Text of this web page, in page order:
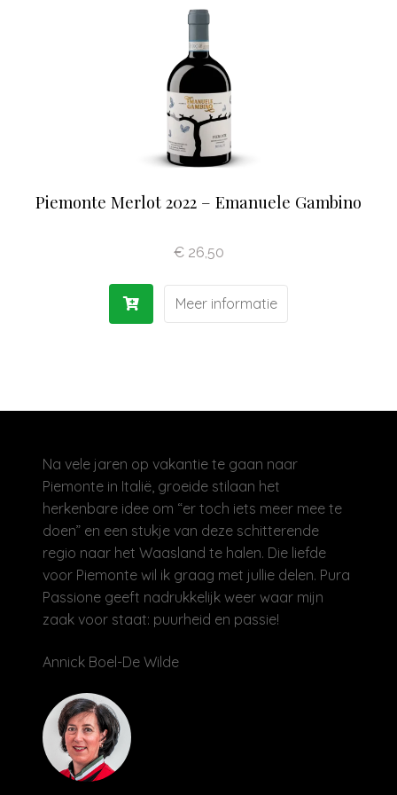
Piemonte Merlot 2022 – Emanuele Gambino
€26,50
Meer informatie
Na vele jaren op vakantie te gaan naar
Piemonte in Italië, groeide stilaan het
herkenbare idee om “er toch iets meer mee te
doen” en een stukje van deze schitterende
regio naar het Waasland te halen. Die liefde
voor Piemonte wil ik graag met jullie delen. Pura
Passione geeft nadrukkelijk weer waar mijn
zaak voor staat: puurheid en passie!
Annick Boel-De Wilde